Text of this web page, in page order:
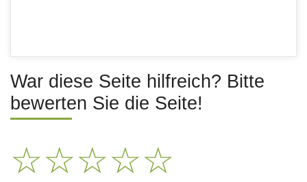
War diese Seite hilfreich? Bitte
bewerten Sie die Seite!
☆☆☆☆☆